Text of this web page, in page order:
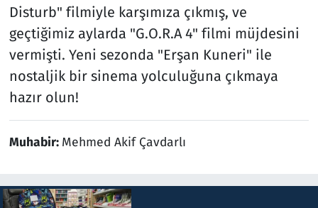
Disturb" filmiyle karşımıza çıkmış, ve
geçtiğimiz aylarda "G.O.R.A 4" filmi müjdesini
vermişti. Yeni sezonda "Erşan Kuneri" ile
nostaljik bir sinema yolculuğuna çıkmaya
hazır olun!
Muhabir: Mehmed Akif Çavdarlı